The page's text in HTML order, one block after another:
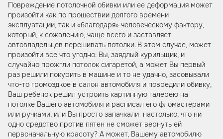
Повреждение потолочной обивки или ее деформация может
произойти как по прошествии долгого времени
эксплуатации, так и «благодаря» человеческому фактору,
который, к сожалению, чаще всего и заставляет
автовладельцев перешивать потолки. В этом случае, может
произойти все что угодно: Вы, заядлый курильщик, и
случайно прожгли потолок сигаретой, а может Вы первый
раз решили покурить в машине и то не удачно, засовывали
что-то громоздкое в салон автомобиля и повредили обивку,
Ваш ребенок решил устроить картинную галерею на
потолке Вашего автомобиля и расписал его фломастерами
или ручками, или Вы просто запачкали настолько, что ни
одно средство против пятен не сможет вернуть ей
первоначальную красоту? А может, Вашему автомобилю